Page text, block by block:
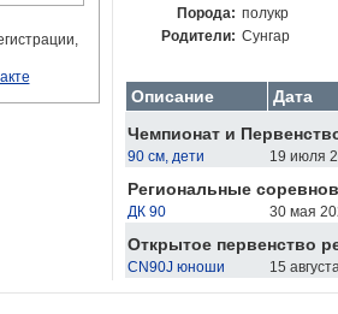
Порода: полукр
Родители: Сунгар
Описание Дата
Чемпионат и
90 см, дети 19 июля
Региональные
ДК 90 30 мая
Открытое первенство
CN90J юноши 15